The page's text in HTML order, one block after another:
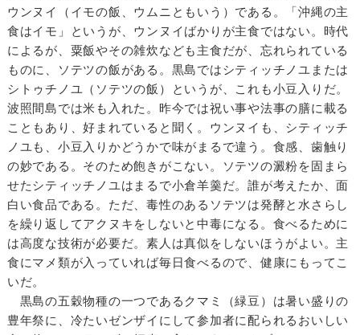
ウンヌイ（イモの飯、ウムニともいう）である。「沖縄の主
食はイモ」というが、ウンヌイばかりが主食ではない。時代
によるが、粟飯やその雑炊なども主食だが、忘れられている
ものに、ソテツの飯がある。黒島ではシティッチノユまたは
シトゥチノユ（ソテツの飯）というが、これも小豆入りだ。
波照間島では米も入れた。昨今では祝い事や法事の膳に載る
こともあり、好まれていると聞く。ウンヌイも、シティッチ
ノユも、小豆入りかどうかで味がまるで違う。食感、歯触り
の妙である。そのため飽きがこない。ソテツの澱粉を固まら
せたシティッチノユはまるで小倉羊羹だ。誰が考えたか、面
白い食品である。ただ、毒性のあるソテツは発酵と水さらし
を繰り返してアクヌキをしないと中毒になる。食べるために
は高度な技術が必要だ。素人は真似をしないほうがよい。主
食にマメ類が入っていれば毎日食べるので、健康にもってこ
いだ。
黒島の五穀物種の一つであるクマミ（緑豆）は暑い盛りの
豊年祭に、冷たいゼンザイにして参加者に配られるおいしい